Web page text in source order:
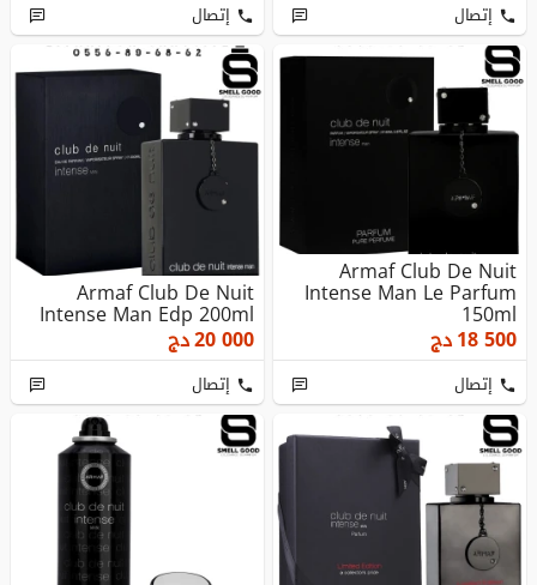
إتصال إتصال
Armaf Club De Nuit
Intense Man Le Parfum
150ml
18 500دج
إتصال
Armaf Club De Nuit
Intense Man Edp 200ml
20 000دج
إتصال